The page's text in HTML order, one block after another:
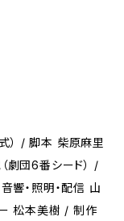
） / 脚本 柴原麻里
劇団6番シード） /
響・照明・配信 山
ー 松本美樹 / 制作